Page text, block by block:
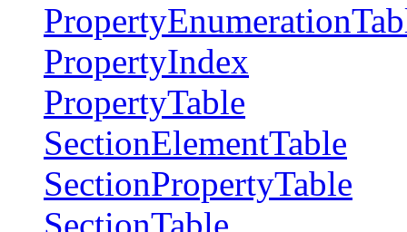
PropertyIndex
PropertyTable
SectionElementTable
SectionPropertyTable